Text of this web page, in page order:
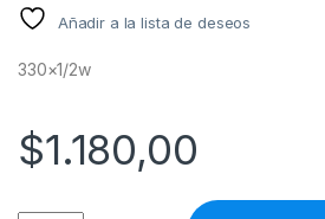
Añadir a la lista de deseos
330×1/2w
$1.180,00